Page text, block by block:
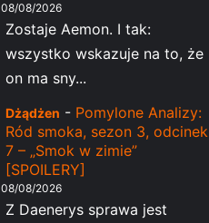
08/08/2026
Zostaje Aemon. I tak:
wszystko wskazuje na to, że
on ma sny...
Dżądżen - Pomylone Analizy:
Ród smoka, sezon 3, odcinek
7 – „Smok w zimie”
[SPOILERY]
08/08/2026
Z Daenerys sprawa jest